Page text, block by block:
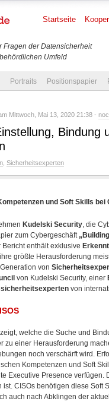
Fragen der Datensicherheit
Umfeld
Startseite
Portraits Positionspapier
Mittwoch, Mai 13, 2020 21:38 -
Bindung
Sicherheitsexperten
und Soft Skills bei
Kudelski Security, die
zum Cybergeschäft
enthält exklusive
größte Herausforderung
von
von Kudelski Security, einer
von
welche die Suche und
zu einer Herausforderung
noch verschärft wird.
Kompetenzen und Soft
Executive Presence verfügen.
CISOs benötigen diese Soft
auch nach Abklingen der